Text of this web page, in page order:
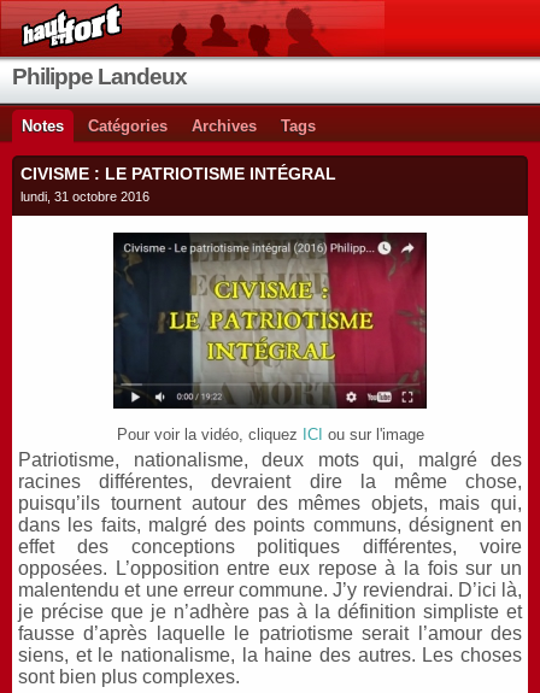
Philippe Landeux
Notes Catégories Archives Tags
CIVISME : LE PATRIOTISME INTÉGRAL
lundi, 31 octobre 2016
Pour voir la vidéo, cliquez ICI ou sur l'image
Patriotisme, nationalisme, deux mots qui, malgré des
racines différentes, devraient dire la même chose,
puisqu’ils tournent autour des mêmes objets, mais qui,
dans les faits, malgré des points communs, désignent en
effet des conceptions politiques différentes, voire
opposées. L’opposition entre eux repose à la fois sur un
malentendu et une erreur commune. J’y reviendrai. D’ici là,
je précise que je n’adhère pas à la définition simpliste et
fausse d’après laquelle le patriotisme serait l’amour des
siens, et le nationalisme, la haine des autres. Les choses
sont bien plus complexes.